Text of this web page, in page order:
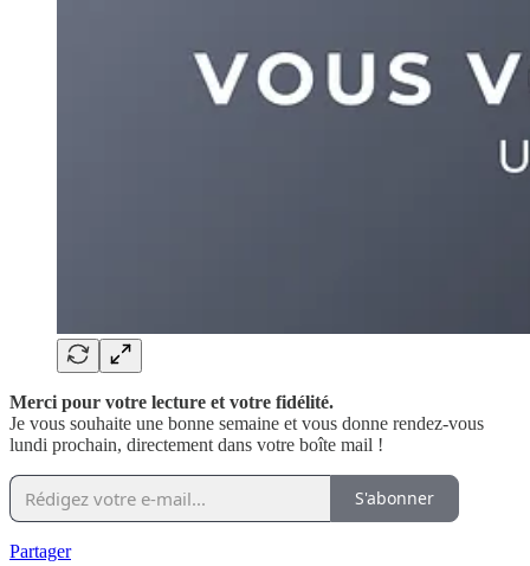
Merci pour votre lecture et votre fidélité.
Je vous souhaite une bonne semaine et vous donne rendez-vous
lundi prochain, directement dans votre boîte mail !
S'abonner
Partager